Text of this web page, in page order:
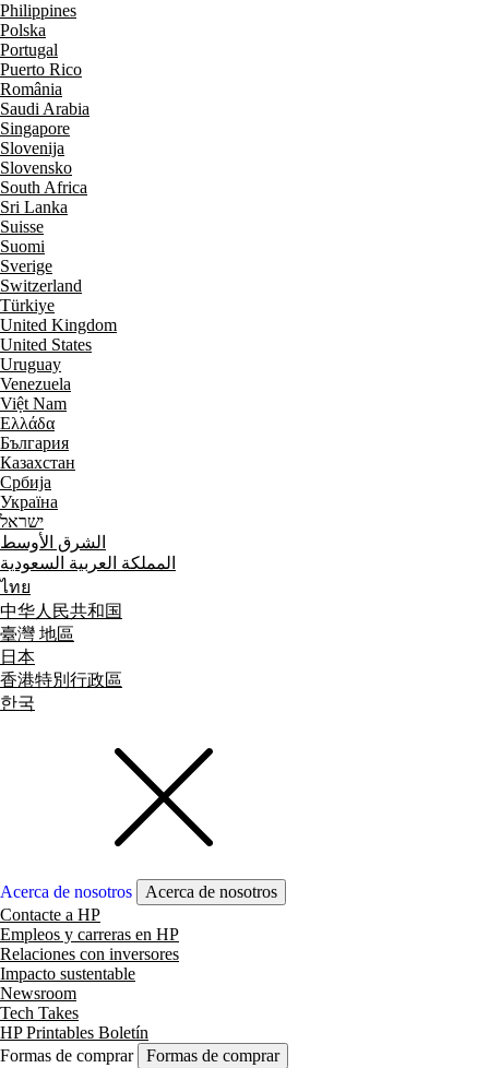
Philippines
Polska
Portugal
Puerto Rico
România
Saudi Arabia
Singapore
Slovenija
Slovensko
South Africa
Sri Lanka
Suisse
Suomi
Sverige
Switzerland
Türkiye
United Kingdom
United States
Uruguay
Venezuela
Việt Nam
Ελλάδα
България
Казахстан
Србија
Україна
ישראל
الشرق الأوسط
المملكة العربية السعودية
ไทย
中华人民共和国
臺灣 地區
日本
香港特別行政區
한국
Acerca de nosotros
Acerca de nosotros
Contacte a HP
Empleos y carreras en HP
Relaciones con inversores
Impacto sustentable
Newsroom
Tech Takes
HP Printables Boletín
Formas de comprar
Formas de comprar